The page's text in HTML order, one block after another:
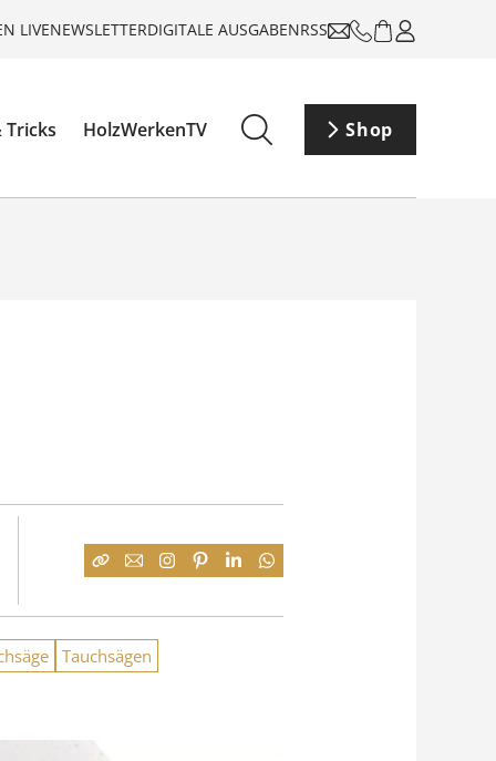
LIVENEWSLETTERDIGITALE AUSGABENRSS
Tricks HolzWerkenTV Shop
Tauchsägen